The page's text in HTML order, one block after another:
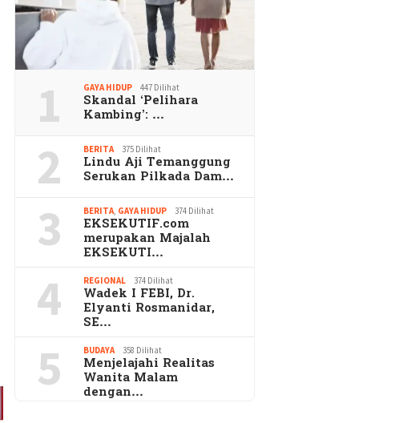
1 GAYA HIDUP 447 Dilihat
Skandal ‘Pelihara
Kambing’: …
2 BERITA 375 Dilihat
Lindu Aji Temanggung
Serukan Pilkada Dam…
3 BERITA, GAYA HIDUP 374 Dilihat
EKSEKUTIF.com
merupakan Majalah
EKSEKUTI…
4 REGIONAL 374 Dilihat
Wadek I FEBI, Dr.
Elyanti Rosmanidar,
SE…
5 BUDAYA 358 Dilihat
Menjelajahi Realitas
Wanita Malam
dengan…